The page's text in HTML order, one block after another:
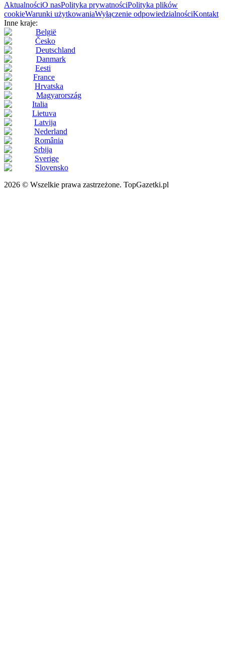
AktualnościO nasPolityka prywatnościPolityka plików
cookieWarunki użytkowaniaWyłączenie odpowiedzialnościKontakt
Inne kraje:
België
Česko
Deutschland
Danmark
Eesti
France
Hrvatska
Magyarország
Italia
Lietuva
Latvija
Nederland
România
Srbija
Sverige
Slovensko
2026 © Wszelkie prawa zastrzeżone. TopGazetki.pl